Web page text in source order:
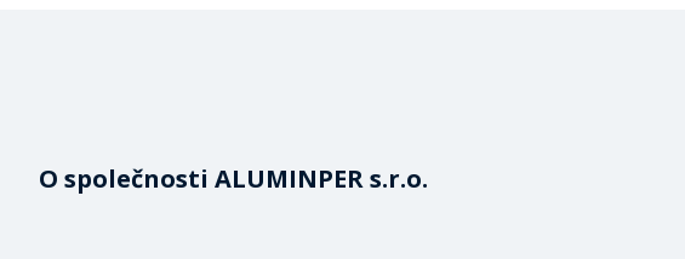
O společnosti ALUMINPER s.r.o.